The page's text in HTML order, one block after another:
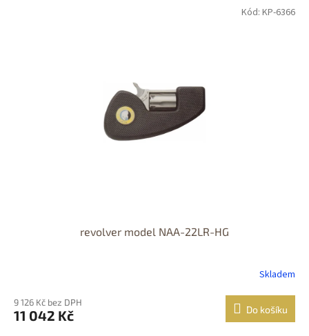
revolver model NAA-22LR-HG
Skladem
9 126 Kč bez DPH
11 042 Kč Do košíku
Kód: KP-6366